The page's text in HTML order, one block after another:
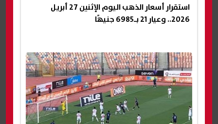
استقرار أسعار الذهب اليوم الإثنين 27 أبريل
2026.. وعيار 21 بـ6985 جنيهًا